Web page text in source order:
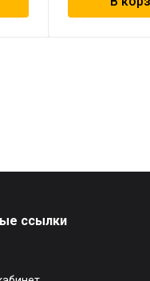
ссылки